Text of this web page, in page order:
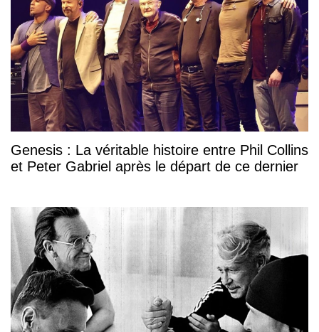
Genesis : La véritable histoire entre Phil Collins
et Peter Gabriel après le départ de ce dernier